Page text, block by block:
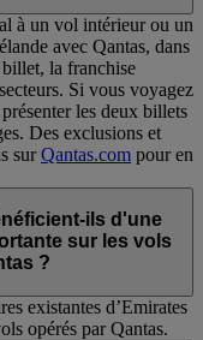
à un vol intérieur ou un
avec Qantas, dans
la franchise
Si vous voyagez
les deux billets
Des exclusions et
surQantas.com pour en
ils d'une
sur les vols
?
existantes d’Emirates
opérés par Qantas.